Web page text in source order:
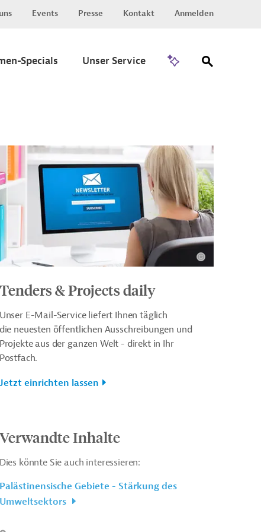
Events Presse Kontakt Anmelden
Specials Unser Service
Tenders & Projects daily
Unser E-Mail-Service liefert Ihnen täglich
die neuesten öffentlichen Ausschreibungen und
Projekte aus der ganzen Welt - direkt in Ihr
Postfach.
Jetzt einrichten lassen
Verwandte Inhalte
Dies könnte Sie auch interessieren:
Palästinensische Gebiete - Stärkung des
Umweltsektors